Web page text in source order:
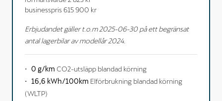
businesspris 615 900 kr
Erbjudandet gäller t.o.m 2025-06-30 på ett begränsat
antal lagerbilar av modellår 2024.
0 g/km CO2-utsläpp blandad körning
16,6 kWh/100km Elförbrukning blandad körning
(WLTP)